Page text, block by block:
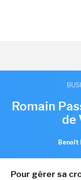
Romain
de
Benoît
Pour gérer sa